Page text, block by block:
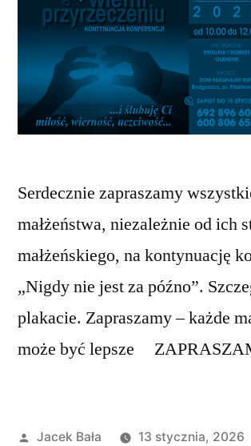
Serdecznie zapraszamy
małżeństwa, niezależnie od ich
małżeńskiego, na kontynuację
„Nigdy nie jest za późno”.
plakacie. Zapraszamy – każde
może być lepsze
Opublikowane
Jacek Bała
13 stycznia, 2026